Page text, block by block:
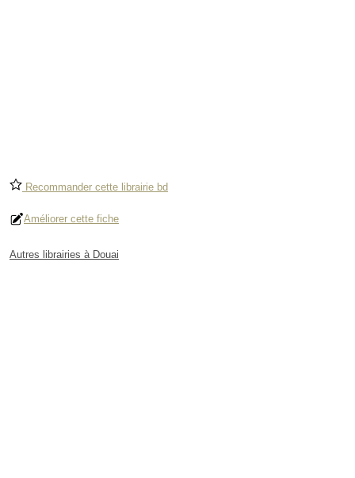
Recommander cette librairie bd
Améliorer cette fiche
Autres librairies à Douai